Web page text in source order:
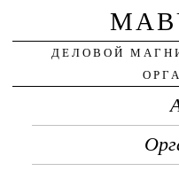
ДЕЛОВОЙ